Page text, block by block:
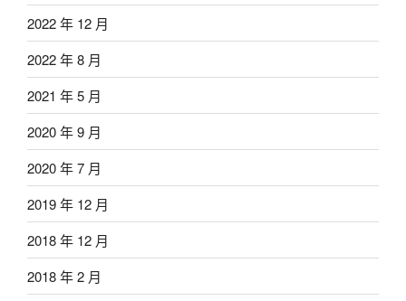
2022 年 12 月
2022 年 8 月
2021 年 5 月
2020 年 9 月
2020 年 7 月
2019 年 12 月
2018 年 12 月
2018 年 2 月